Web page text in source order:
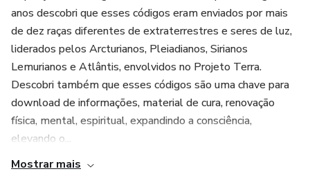
anos descobri que esses códigos eram enviados por mais
de dez raças diferentes de extraterrestres e seres de luz,
liderados pelos Arcturianos, Pleiadianos, Sirianos
Lemurianos e Atlântis, envolvidos no Projeto Terra.
Descobri também que esses códigos são uma chave para
download de informações, material de cura, renovação
física, mental, espiritual, expandindo a consciência,
elevando o...
Mostrar mais